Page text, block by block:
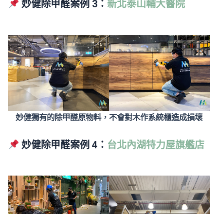
妙健除甲醛案例 3： 新北泰山輔大醫院
妙健獨有的除甲醛原物料，不會對木作系統櫃造成損壞
妙健除甲醛案例 4： 台北內湖特力屋旗艦店